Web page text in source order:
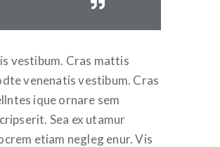
vestibum. Cras mattis
venenatis vestibum. Cras
ique ornare sem
Sea ex utamur
etiam negleg enur. Vis